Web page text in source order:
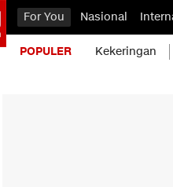
For You Nasional
POPULER Kekeringan